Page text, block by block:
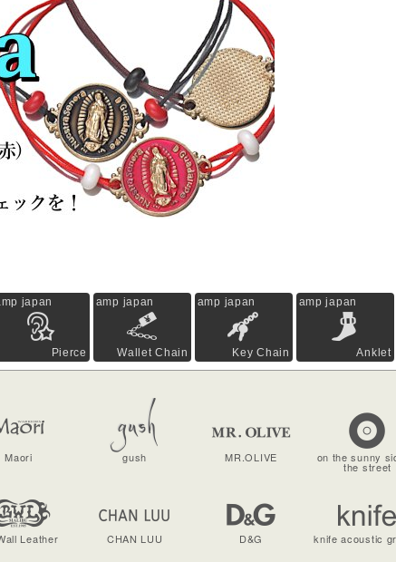
japan
Pierce
amp japan
Wallet Chain
amp japan
Key Chain
amp japan
Anklet
Maori gush MR.OLIVE on the sunny
the street
Leather CHAN LUU D&G knife acoustic